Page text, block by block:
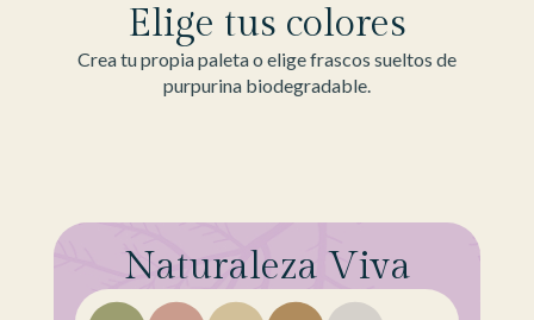
Elige tus colores
Crea tu propia paleta o elige frascos sueltos de
purpurina biodegradable.
Naturaleza Viva